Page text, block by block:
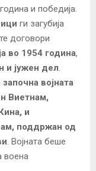
и победија.
ги загубија
договори
во 1954 година,
и јужен дел.
војната
Виетнам,
и
поддржан од
. Војната беше
воена